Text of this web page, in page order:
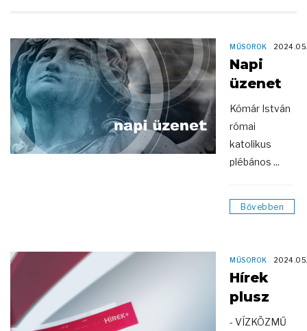
MŰSOROK
Napi
üzenet
Kómár István
római
katolikus
plébános ...
Bővebben
MŰSOROK
Hírek
plusz
- VÍZKÖZMŰ